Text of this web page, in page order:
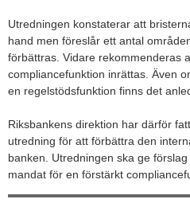
Utredningen konstaterar att
hand men föreslår ett antal
förbättras. Vidare rekommenderas
compliancefunktion inrättas. Även
en regelstödsfunktion finns det
Riksbankens direktion har därför
utredning för att förbättra den
banken. Utredningen ska ge
mandat för en förstärkt